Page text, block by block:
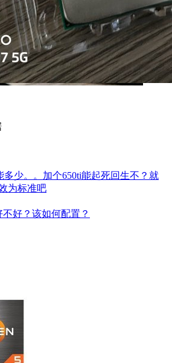
多少。。加个650ti能起死回生不？就
为标准吧
不好？该如何配置？